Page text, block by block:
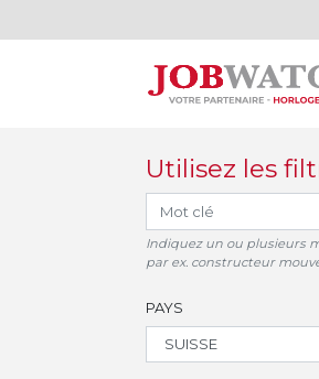
Utilisez les
Indiquez un ou plusieurs
par ex. constructeur
PAYS